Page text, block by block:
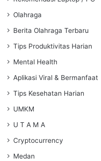
Olahraga
Berita Olahraga Terbaru
Tips Produktivitas Harian
Mental Health
Aplikasi Viral & Bermanfaat
Tips Kesehatan Harian
UMKM
U T A M A
Cryptocurrency
Medan